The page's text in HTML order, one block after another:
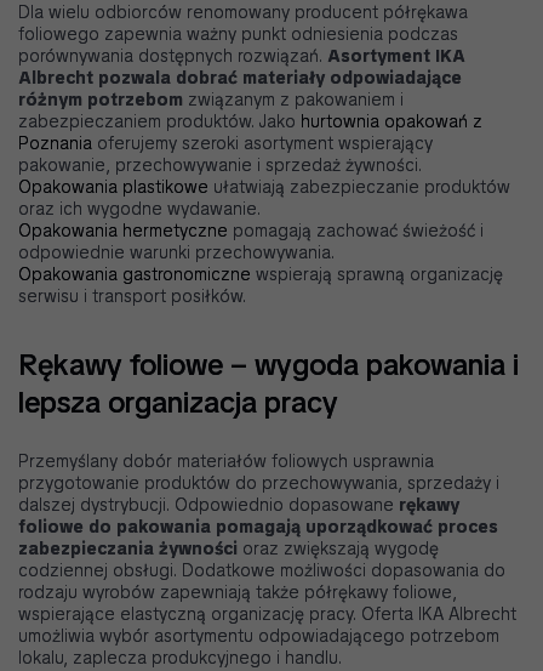
Dla wielu odbiorców renomowany producent półrękawa
foliowego zapewnia ważny punkt odniesienia podczas
porównywania dostępnych rozwiązań. Asortyment IKA
Albrecht pozwala dobrać materiały odpowiadające
różnym potrzebom związanym z pakowaniem i
zabezpieczaniem produktów. Jako hurtownia opakowań z
Poznania oferujemy szeroki asortyment wspierający
pakowanie, przechowywanie i sprzedaż żywności.
Opakowania plastikowe ułatwiają zabezpieczanie produktów
oraz ich wygodne wydawanie.
Opakowania hermetyczne pomagają zachować świeżość i
odpowiednie warunki przechowywania.
Opakowania gastronomiczne wspierają sprawną organizację
serwisu i transport posiłków.
Rękawy foliowe – wygoda pakowania i
lepsza organizacja pracy
Przemyślany dobór materiałów foliowych usprawnia
przygotowanie produktów do przechowywania, sprzedaży i
dalszej dystrybucji. Odpowiednio dopasowane rękawy
foliowe do pakowania pomagają uporządkować proces
zabezpieczania żywności oraz zwiększają wygodę
codziennej obsługi. Dodatkowe możliwości dopasowania do
rodzaju wyrobów zapewniają także półrękawy foliowe,
wspierające elastyczną organizację pracy. Oferta IKA Albrecht
umożliwia wybór asortymentu odpowiadającego potrzebom
lokalu, zaplecza produkcyjnego i handlu.